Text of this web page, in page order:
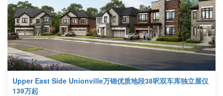
Upper East Side Unionville万锦优质地段38呎双车库独立屋仅
139万起